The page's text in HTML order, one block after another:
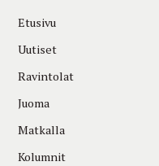
Etusivu
Uutiset
Ravintolat
Juoma
Matkalla
Kolumnit